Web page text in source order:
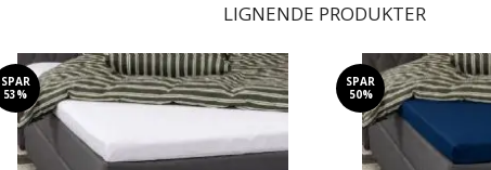
LIGNENDE PRODUKTER
SPAR
53%
SPAR
50%